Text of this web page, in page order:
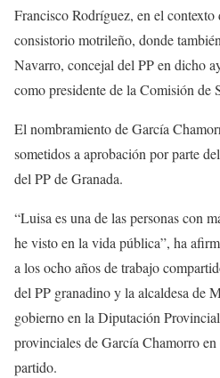
Francisco Rodríguez, en el
consistorio motrileño, donde
Navarro, concejal del PP en dicho
como presidente de la Comisión de
El nombramiento de García
sometidos a aprobación por parte
del PP de Granada.
“Luisa es una de las personas con
he visto en la vida pública”, ha
a los ocho años de trabajo
del PP granadino y la alcaldesa de
gobierno en la Diputación
provinciales de García Chamorro en
partido.